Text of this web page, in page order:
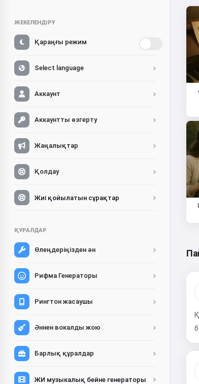
ЖЕКЕЛЕНДІРУ
Қараңғы режим
Select language
Аккаунт
Аккаунтты өзгерту
Жаңалықтар
Қолдау
Жиі қойылатын сұрақтар
ҚҰРАЛДАР
Өлеңдеріңізден ән
Рифма Генераторы
Рингтон жасаушы
Әннен вокалды жою
Барлық құралдар
ЖИ музыкалық бейне генераторы